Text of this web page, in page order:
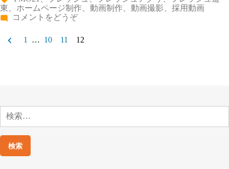
者:
ゴ
グ:
東
ホームページ制作 動画制作 動画撮影
採用動画
コメントをどうぞ(鷹
町
へ
き
し
投
ジ
送
り
1 … 10 11 12
索: